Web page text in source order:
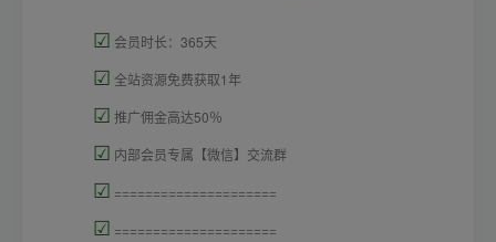
☑ 会员时长：365天
☑ 全站资源免费获取1年
☑ 推广佣金高达50％
☑ 内部会员专属【微信】交流群
☑ =====================
☑ =====================